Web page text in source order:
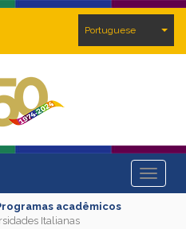
Portuguese
Toggle
acadêmicos
Italianas